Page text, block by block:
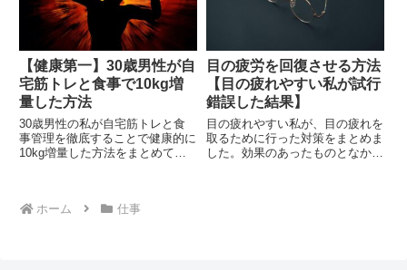
【健康第一】30歳男性が自
宅筋トレと食事で10kg増
量した方法
30歳男性の私が自宅筋トレと食
事管理を徹底することで健康的に
10kg増量した方法をまとめてい
の方法を実践することで3か月で
目の疲労を回復させる方法
【目の疲れやすい私が試行
錯誤した結果】
目の疲れやすい私が、目の疲れを
取るために行った対策をまとめま
した。効果のあったものとなかっ
ホーム 仕事